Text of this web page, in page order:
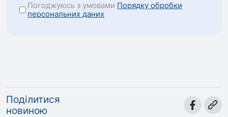
Погоджуюсь з умовами Порядку обробки
персональних даних
Поділитися
новиною